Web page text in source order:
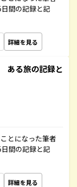
間の記録と記
詳細を見る
ある旅の記録と
とになった筆者
間の記録と記
詳細を見る